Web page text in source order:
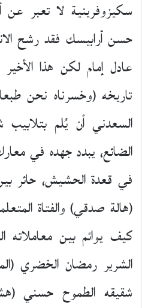
سكيزوفرينية لا تعبر عن
حسن أرابيسك فقد رشح
عادل إمام لكن هذا
تاريخه (وخسرناه نحن
السعدني أن يُلم
الضائع، يبدد جهده في
في قعدة الحشيش، حائر
(هالة صدقي) والفتاة
كيف يوائم بين معاملاته
الشرير رمضان الخضري
شقيقه الطموح حسني